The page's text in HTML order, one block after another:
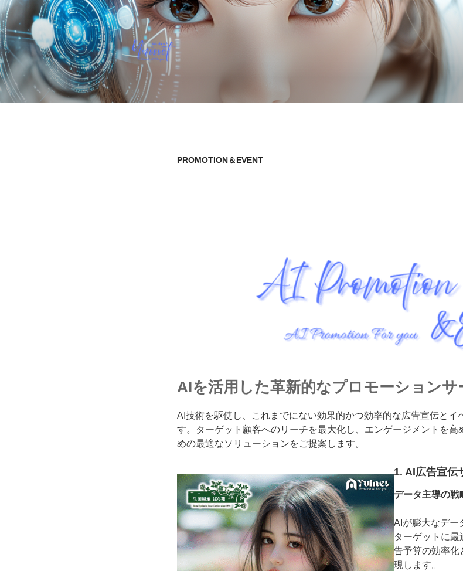
コ
ン
テ
ン
ツ
へ
ス
キ
YUINET PROVIDE AI FOR YOU
PROMOTION＆EVENT
AIを活用した革新的なプロモーションサ
AI技術を駆使し、これまでにない効果的かつ効率的な広告宣伝とイ
す。ターゲット顧客へのリーチを最大化し、エンゲージメントを高
めの最適なソリューションをご提案します。
1. AI広告宣伝
データ主導の戦
AIが膨大なデー
ターゲットに
告予算の効率化
現します。